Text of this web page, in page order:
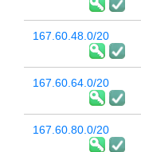
167.60.48.0/20
167.60.64.0/20
167.60.80.0/20